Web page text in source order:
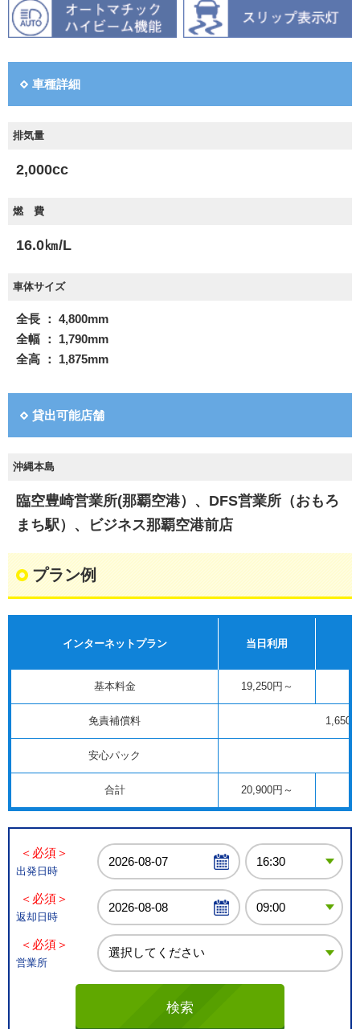
車種詳細
排気量
2,000cc
燃 費
16.0㎞/L
車体サイズ
全長 ： 4,800mm
全幅 ： 1,790mm
全高 ： 1,875mm
貸出可能店舗
沖縄本島
臨空豊崎営業所(那覇空港）、DFS営業所（おもろ
まち駅）、ビジネス那覇空港前店
プラン例
インターネットプラン 当日利用
基本料金 19,250円～
免責補償料 1,650
安心パック
合計 20,900円～
＜必須＞
出発日時
＜必須＞
返却日時
＜必須＞
営業所